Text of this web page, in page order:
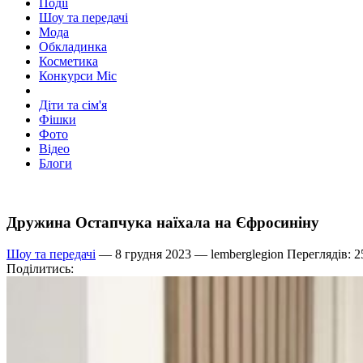
Події
Шоу та передачі
Мода
Обкладинка
Косметика
Конкурси Міс
Діти та сім'я
Фішки
Фото
Відео
Блоги
Дружина Остапчука наїхала на Єфросиніну
Шоу та передачі — 8 грудня 2023 — lemberglegion Переглядів:
Поділитись: